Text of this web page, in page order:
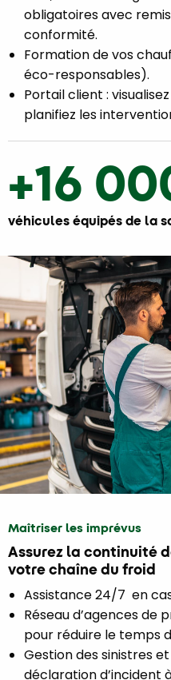
obligatoires avec
conformité.
Formation de vos
éco-responsables).
Portail client :
planifiez les
+16
véhicules équipés de la
Maîtriser les imprévus
Assurez la continuité
votre chaîne du froid
Assistance 24/7 en
Réseau d’agences de
pour réduire le temps
Gestion des sinistres
déclaration d’incident